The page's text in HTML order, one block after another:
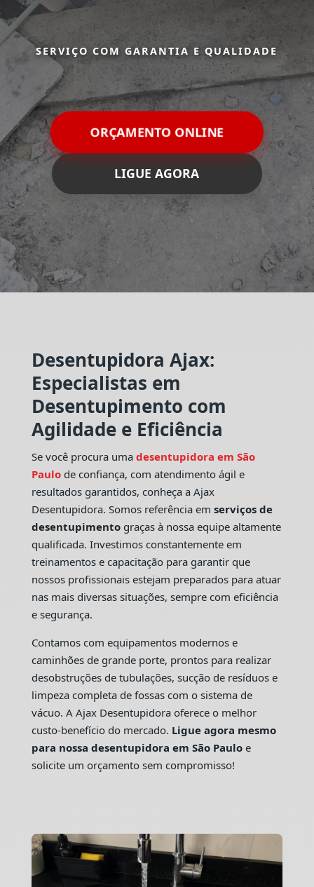
SERVIÇO COM GARANTIA E QUALIDADE
ORÇAMENTO ONLINE
LIGUE AGORA
Desentupidora Ajax:
Especialistas em
Desentupimento com
Agilidade e Eficiência
Se você procura uma desentupidora em São
Paulo de confiança, com atendimento ágil e
resultados garantidos, conheça a Ajax
Desentupidora. Somos referência em serviços de
desentupimentograças à nossa equipe altamente
qualificada. Investimos constantemente em
treinamentos e capacitação para garantir que
nossos profissionais estejam preparados para atuar
nas mais diversas situações, sempre com eficiência
e segurança.
Contamos com equipamentos modernos e
caminhões de grande porte, prontos para realizar
desobstruções de tubulações, sucção de resíduos e
limpeza completa de fossas com o sistema de
vácuo. A Ajax Desentupidora oferece o melhor
custo-benefício do mercado. Ligue agora mesmo
para nossa desentupidora em São Pauloe
solicite um orçamento sem compromisso!